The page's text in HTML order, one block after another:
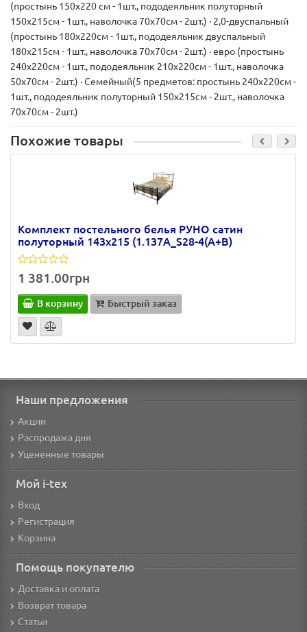
(простынь 150х220 см - 1шт., пододеяльник полуторный
150х215см - 1шт., наволочка 70х70см - 2шт.) · 2,0-двуспальный
(простынь 180х220см - 1шт., пододеяльник двуспальный
180х215см - 1шт., наволочка 70х70см - 2шт.) · евро (простынь
240х220см - 1шт., пододеяльник 210х220см - 1шт., наволочка
50х70см - 2шт.) · Семейный(5 предметов: простынь 240х220см -
1шт., пододеяльник полуторный 150х215см - 2шт., наволочка
70х70см - 2шт.)
Похожие товары
Комплект постельного белья РУНО сатин
полуторный 143х215 (1.137А_S28-4(A+B)
1 381.00грн
В корзину Быстрый заказ
Наши предложения
Акции
Распродажа дня
Уцененные товары
Мой i-tex
Вход
Регистрация
Корзина
Помощь покупателю
Доставка и оплата
Возврат товара
Статьи